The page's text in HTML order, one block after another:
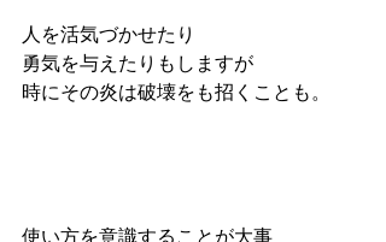
人を活気づかせたり
勇気を与えたりもしますが
時にその炎は破壊をも招くことも。